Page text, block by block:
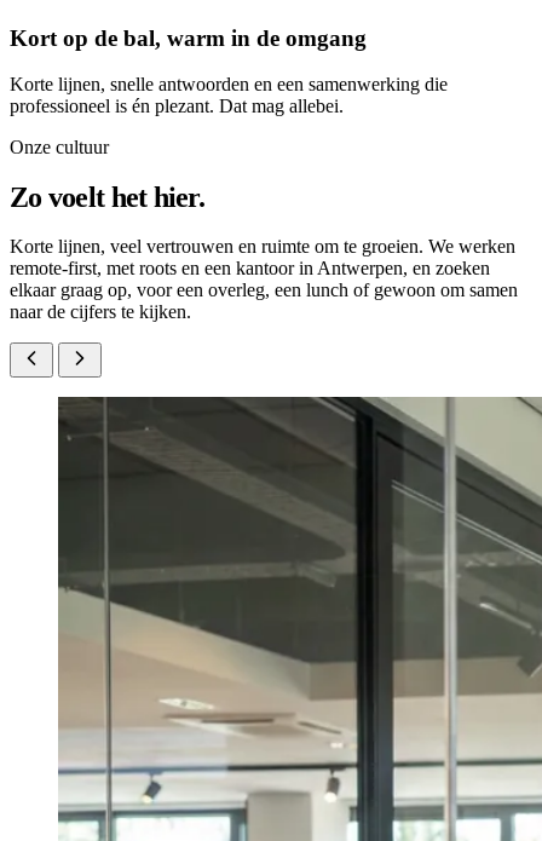
Kort op de bal, warm in de omgang
Korte lijnen, snelle antwoorden en een samenwerking die
professioneel is én plezant. Dat mag allebei.
Onze cultuur
Zo voelt het hier.
Korte lijnen, veel vertrouwen en ruimte om te groeien. We werken
remote-first, met roots en een kantoor in Antwerpen, en zoeken
elkaar graag op, voor een overleg, een lunch of gewoon om samen
naar de cijfers te kijken.